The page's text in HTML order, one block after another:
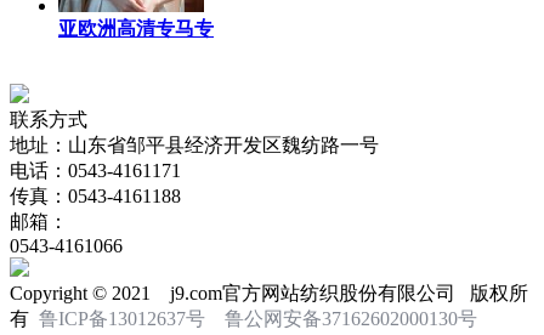
亚欧洲高清专马专
联系方式
地址：山东省邹平县经济开发区魏纺路一号
电话：0543-4161171
传真：0543-4161188
邮箱：
0543-4161066
Copyright © 2021 j9.com官方网站纺织股份有限公司 版权所
有 鲁ICP备13012637号 鲁公网安备37162602000130号